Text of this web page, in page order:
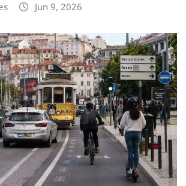
Jun 9, 2026